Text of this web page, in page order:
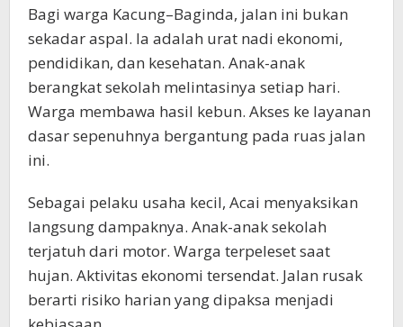
Bagi warga Kacung–Baginda, jalan ini bukan
sekadar aspal. Ia adalah urat nadi ekonomi,
pendidikan, dan kesehatan. Anak-anak
berangkat sekolah melintasinya setiap hari.
Warga membawa hasil kebun. Akses ke layanan
dasar sepenuhnya bergantung pada ruas jalan
ini.
Sebagai pelaku usaha kecil, Acai menyaksikan
langsung dampaknya. Anak-anak sekolah
terjatuh dari motor. Warga terpeleset saat
hujan. Aktivitas ekonomi tersendat. Jalan rusak
berarti risiko harian yang dipaksa menjadi